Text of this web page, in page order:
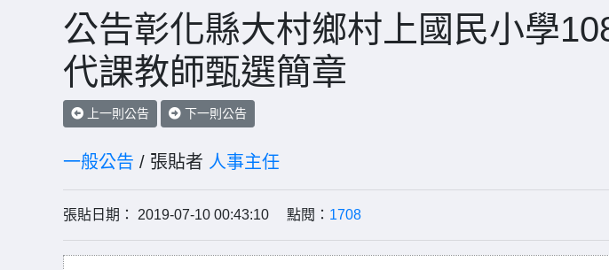
公告彰化縣大村鄉村上國民小學
代課教師甄選簡章
上一則公告 下一則公告
一般公告 / 張貼者 人事主任
張貼日期： 2019-07-10 00:43:10 點閱： 1708